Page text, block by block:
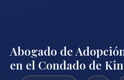
Abogado de
en el Condado de